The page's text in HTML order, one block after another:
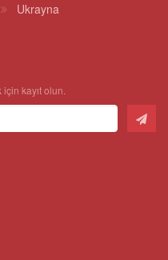
Ukrayna
kayıt olun.